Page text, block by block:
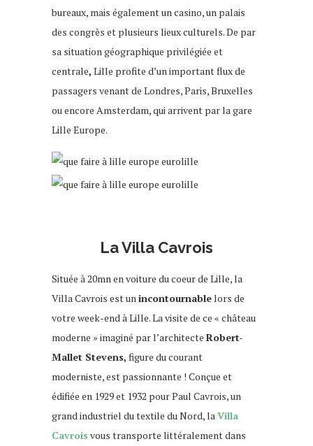
bureaux, mais également un casino, un palais
des congrès et plusieurs lieux culturels.De par
sa situation géographique privilégiée et
centrale, Lille profite d’un important flux de
passagers venant de Londres, Paris, Bruxelles
ou encore Amsterdam, qui arrivent par la gare
Lille Europe.
La Villa Cavrois
Située à 20mn en voiture du coeur de Lille, la
Villa Cavrois est un incontournablelors de
votre week-end à Lille. La visite de ce « château
moderne » imaginé par l’architecte Robert-
Mallet Stevens, figure du courant
moderniste, est passionnante ! Conçue et
édifiée en 1929 et 1932 pour Paul Cavrois, un
grand industriel du textile du Nord, la Villa
Cavrois vous transporte littéralement dans